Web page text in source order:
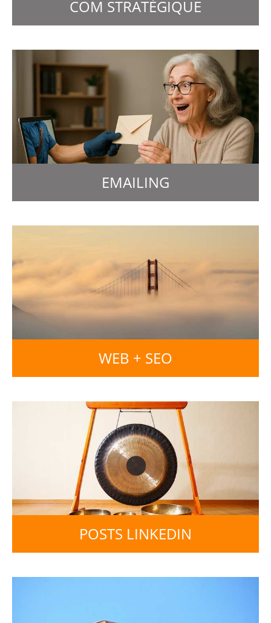
COM STRATÉGIQUE
EMAILING
WEB + SEO
POSTS LINKEDIN